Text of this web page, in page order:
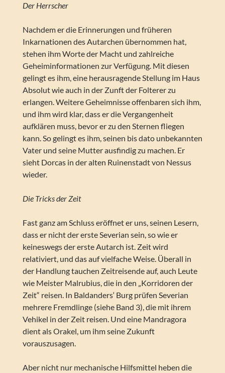
Der Herrscher
Nachdem er die Erinnerungen und früheren
Inkarnationen des Autarchen übernommen hat,
stehen ihm Worte der Macht und zahlreiche
Geheiminformationen zur Verfügung. Mit diesen
gelingt es ihm, eine herausragende Stellung im Haus
Absolut wie auch in der Zunft der Folterer zu
erlangen. Weitere Geheimnisse offenbaren sich ihm,
und ihm wird klar, dass er die Vergangenheit
aufklären muss, bevor er zu den Sternen fliegen
kann. So gelingt es ihm, seinen bis dato unbekannten
Vater und seine Mutter ausfindig zu machen. Er
sieht Dorcas in der alten Ruinenstadt von Nessus
wieder.
Die Tricks der Zeit
Fast ganz am Schluss eröffnet er uns, seinen Lesern,
dass er nicht der erste Severian sein, so wie er
keineswegs der erste Autarch ist. Zeit wird
relativiert, und das auf vielfache Weise. Überall in
der Handlung tauchen Zeitreisende auf, auch Leute
wie Meister Malrubius, die in den „Korridoren der
Zeit“ reisen. In Baldanders‘ Burg prüfen Severian
mehrere Fremdlinge (siehe Band 3), die mit ihrem
Vehikel in der Zeit reisen. Und eine Mandragora
dient als Orakel, um ihm seine Zukunft
vorauszusagen.
Aber nicht nur mechanische Hilfsmittel heben die